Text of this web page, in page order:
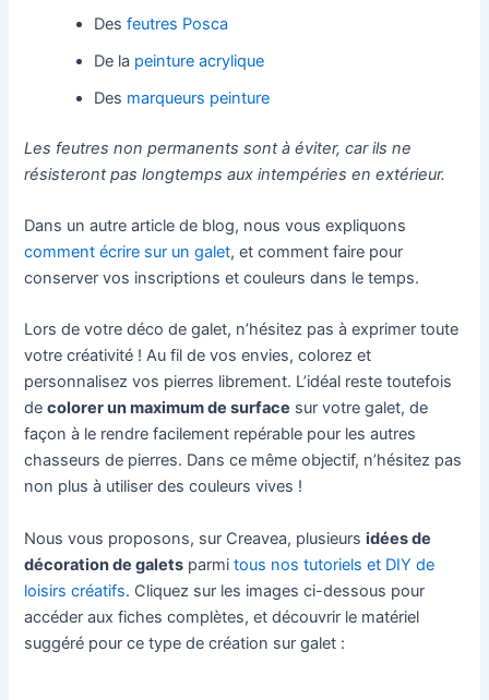
Desfeutres Posca
De la peinture acrylique
Des marqueurs peinture
Les feutres non permanents sont à éviter, car ils ne
résisteront pas longtemps aux intempéries en extérieur.
Dans un autre article de blog, nous vous expliquons
comment écrire sur un galet, et comment faire pour
conserver vos inscriptions et couleurs dans le temps.
Lors de votre déco de galet, n’hésitez pas à exprimer toute
votre créativité ! Au fil de vos envies, colorez et
personnalisez vos pierres librement. L’idéal reste toutefois
decolorer un maximum de surface sur votre galet, de
façon à le rendre facilement repérable pour les autres
chasseurs de pierres. Dans ce même objectif, n’hésitez pas
non plus à utiliser des couleurs vives !
Nous vous proposons, sur Creavea, plusieursidées de
décoration de galets parmitous nos tutoriels et DIY de
loisirs créatifs. Cliquez sur les images ci-dessous pour
accéder aux fiches complètes, et découvrir le matériel
suggéré pour ce type de création sur galet :